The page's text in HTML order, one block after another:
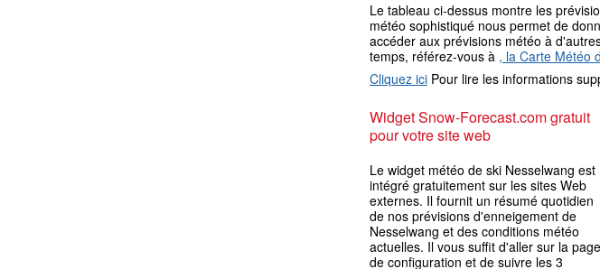
Le tableau ci-dessus montre les
météo sophistiqué nous permet de
accéder aux prévisions météo à
temps, référez-vous à , la Carte Météo
Cliquez ici Pour lire les informations
Widget Snow-Forecast.com gratuit
pour votre site web
Le widget météo de ski Nesselwang est
intégré gratuitement sur les sites Web
externes. Il fournit un résumé quotidien
de nos prévisions d'enneigement de
Nesselwang et des conditions météo
actuelles. Il vous suffit d'aller sur la page
de configuration et de suivre les 3